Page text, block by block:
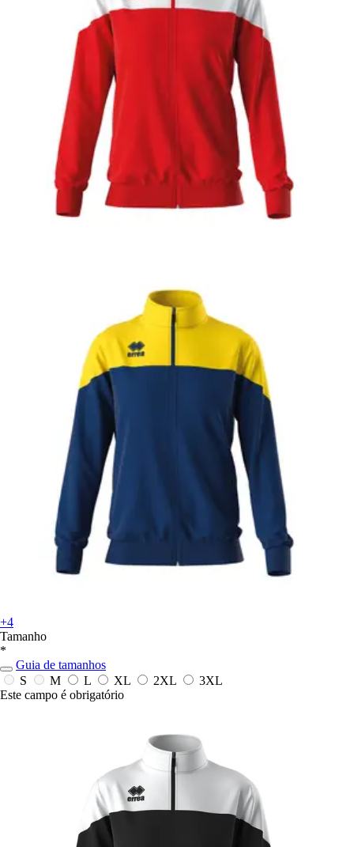
+4
Tamanho
*
Guia de tamanhos
S
M L XL 2XL
3XL
Este campo é obrigatório